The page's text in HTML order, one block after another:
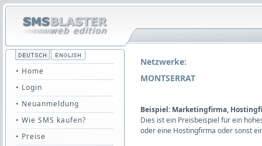
• Home
• Login
• Neuanmeldung
• Wie SMS kaufen?
• Preise
Netzwerke:
MONTSERRAT
Beispiel: Marketingfirma,
Dies ist ein Preisbeispiel für ein
oder eine Hostingfirma oder sonst